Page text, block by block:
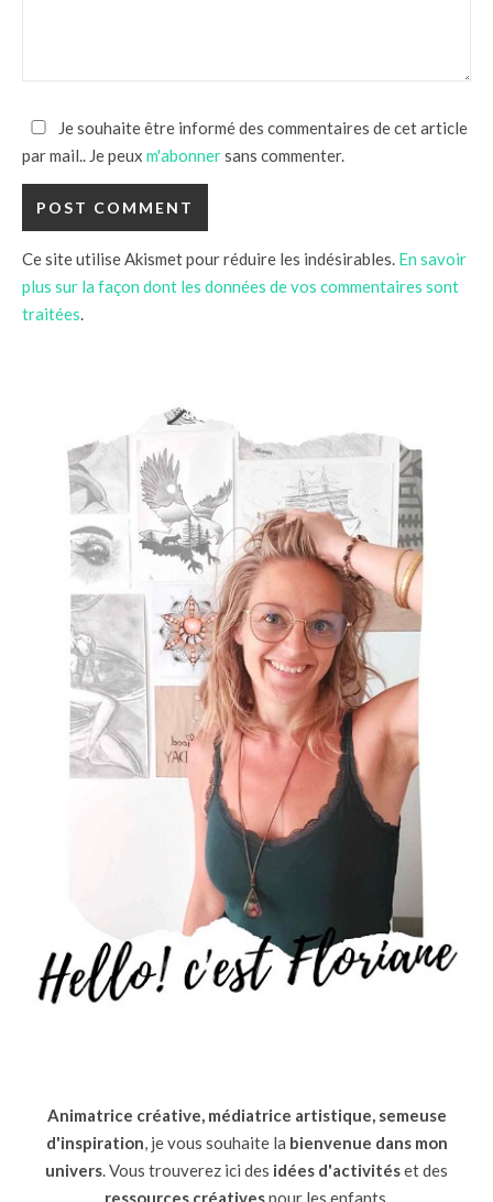
Je souhaite être informé des commentaires de cet article
par mail.. Je peux m'abonnersans commenter.
Ce site utilise Akismet pour réduire les indésirables. En savoir
plus sur la façon dont les données de vos commentaires sont
traitées.
Animatrice créative, médiatrice artistique, semeuse
d'inspiration, je vous souhaite la bienvenue dans mon
univers. Vous trouverez ici des idées d'activitéset des
ressources créativespour les enfants.